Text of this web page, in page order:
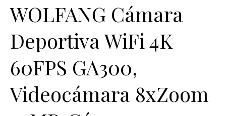
WOLFANG Cámara
Deportiva WiFi 4K
60FPS GA300,
Videocámara 8xZoom